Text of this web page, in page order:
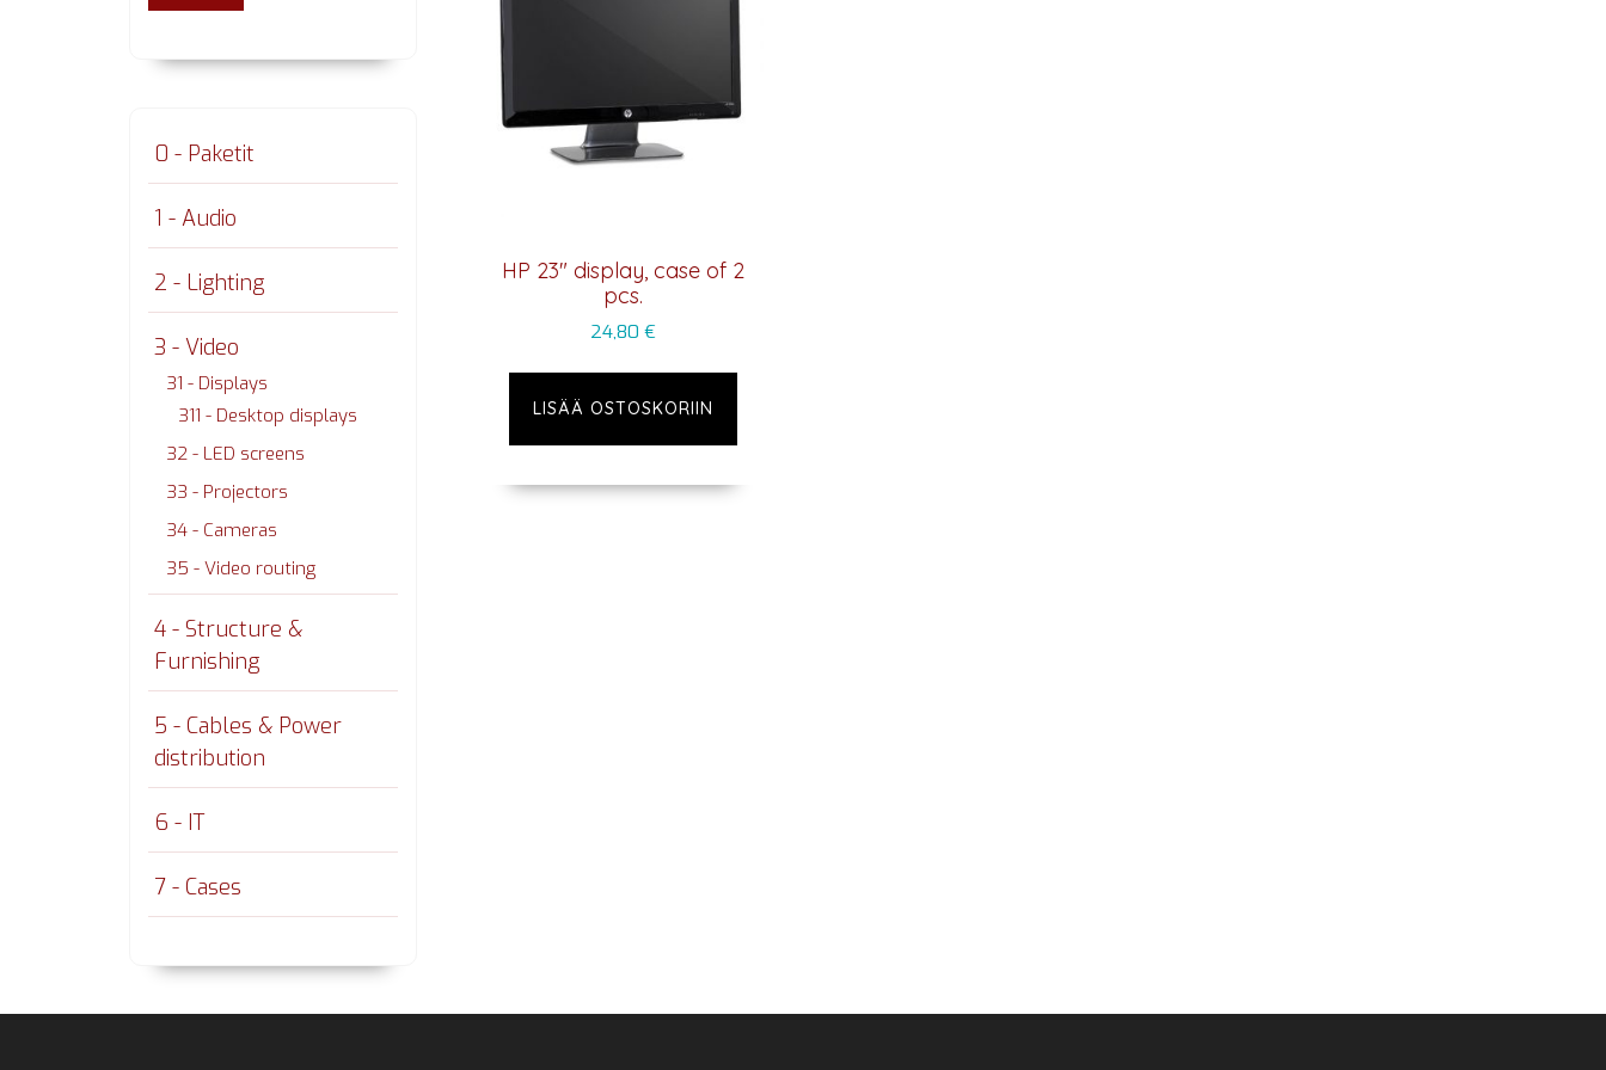
HP 23″ display, case of 2
pcs.
24,80 €
LISÄÄ OSTOSKORIIN
0 - Paketit
1 - Audio
2 - Lighting
3 - Video
31 - Displays
311 - Desktop displays
32 - LED screens
33 - Projectors
34 - Cameras
35 - Video routing
4 - Structure &
Furnishing
5 - Cables & Power
distribution
6 - IT
7 - Cases